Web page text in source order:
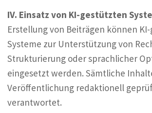
IV. Einsatz von KI-gestützten
Erstellung von Beiträgen können
Systeme zur Unterstützung von
Strukturierung oder sprachlicher
eingesetzt werden. Sämtliche
Veröffentlichung redaktionell
verantwortet.